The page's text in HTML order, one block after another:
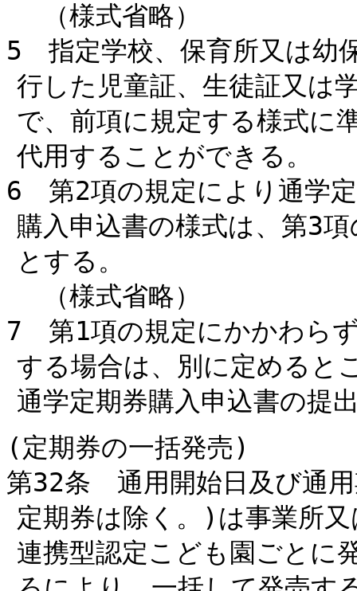
（様式省略）
5 指定学校、保育所又は幼
行した児童証、生徒証又は
で、前項に規定する様式に
代用することができる。
6 第2項の規定により通学
購入申込書の様式は、第3
とする。
（様式省略）
7 第1項の規定にかかわら
する場合は、別に定めると
通学定期券購入申込書の提
(定期券の一括発売)
第32条 通用開始日及び通
定期券は除く。)は事業所
連携型認定こども園ごとに